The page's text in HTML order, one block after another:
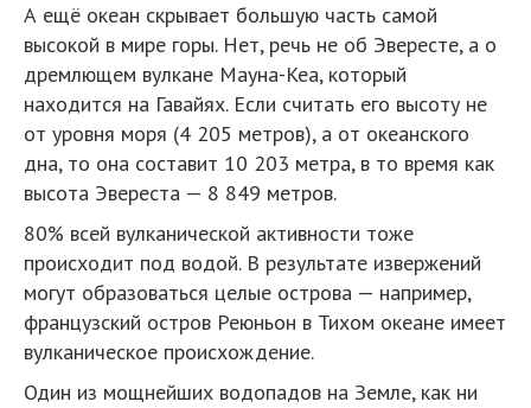
А ещё океан скрывает большую часть самой
высокой в мире горы. Нет, речь не об Эвересте, а о
дремлющем вулкане Мауна-Кеа, который
находится на Гавайях. Если считать его высоту не
от уровня моря (4 205 метров), а от океанского
дна, то она составит 10 203 метра, в то время как
высота Эвереста — 8 849 метров.
80% всей вулканической активности тоже
происходит под водой. В результате извержений
могут образоваться целые острова — например,
французский остров Реюньон в Тихом океане имеет
вулканическое происхождение.
Один из мощнейших водопадов на Земле, как ни